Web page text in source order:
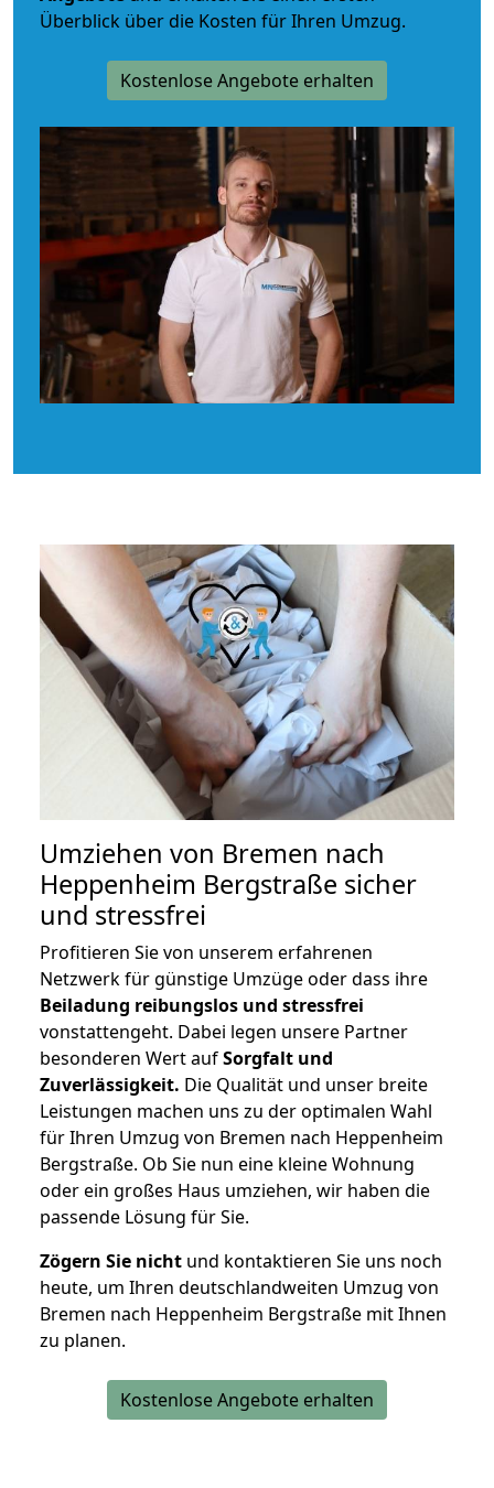
Überblick über die Kosten für Ihren Umzug.
Kostenlose Angebote erhalten
Umziehen von Bremen nach
Heppenheim Bergstraße sicher
und stressfrei
Profitieren Sie von unserem erfahrenen
Netzwerk für günstige Umzüge oder dass ihre
Beiladung reibungslos und stressfrei
vonstattengeht. Dabei legen unsere Partner
besonderen Wert aufSorgfalt und
Zuverlässigkeit. Die Qualität und unser breite
Leistungen machen uns zu der optimalen Wahl
für Ihren Umzug von Bremen nach Heppenheim
Bergstraße. Ob Sie nun eine kleine Wohnung
oder ein großes Haus umziehen, wir haben die
passende Lösung für Sie.
Zögern Sie nicht und kontaktieren Sie uns noch
heute, um Ihren deutschlandweiten Umzug von
Bremen nach Heppenheim Bergstraße mit Ihnen
zu planen.
Kostenlose Angebote erhalten